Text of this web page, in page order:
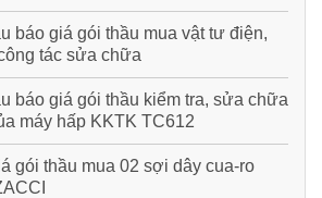
báo giá gói thầu mua vật tư điện,
tác sửa chữa
báo giá gói thầu kiểm tra, sửa chữa
máy hấp KKTK TC612
gói thầu mua 02 sợi dây cua-ro